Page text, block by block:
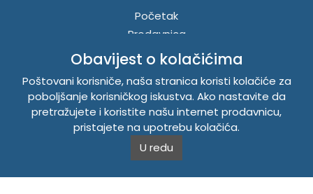
Početak
Prodavnica
O nama
Kontakt
Registrujte se
Prijavite se
LINKOVI
Obavijest o kolačićima
Poštovani korisniče, naša stranica koristi kolačiće za
poboljšanje korisničkog iskustva. Ako nastavite da
pretražujete i koristite našu internet prodavnicu,
pristajete na upotrebu kolačića.
U redu